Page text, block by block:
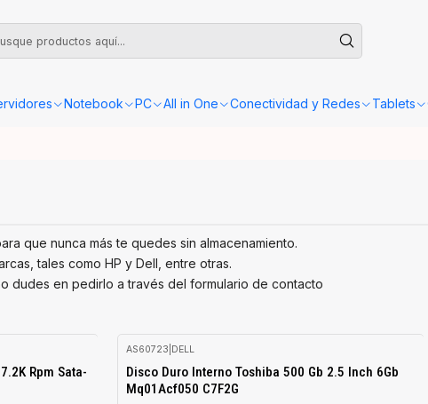
Notebook PC All in One Conectividad y Redes Tablets
Factura, la confirmación de retiro o envío se gestionará dentro de las siguientes
que nunca más te quedes sin almacenamiento.
tales como HP y Dell, entre otras.
dudes en pedirlo a través del formulario de contacto
Rpm Sata-
-53%
OFF
AS60723 DELL
Disco Duro Interno Toshiba 500 Gb 2.5 Inch 6Gb
Mq01Acf050 C7F2G